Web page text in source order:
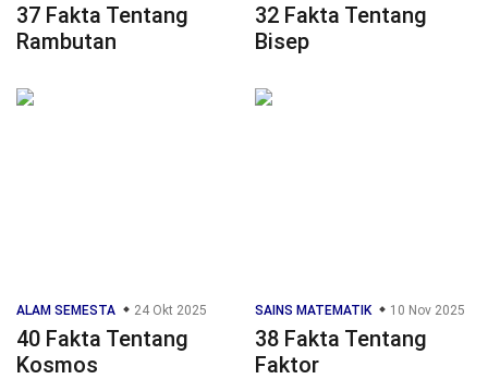
37 Fakta Tentang
Rambutan
32 Fakta Tentang
Bisep
ALAM SEMESTA 24 Okt 2025
40 Fakta Tentang
Kosmos
SAINS MATEMATIK 10 Nov 2025
38 Fakta Tentang
Faktor